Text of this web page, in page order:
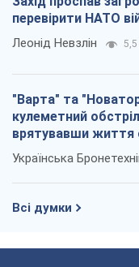
перевірити НАТО
Леонід Невзлін 5,5
"Варта" та
кулеметний
врятувавши життя
Українська
Всі думки